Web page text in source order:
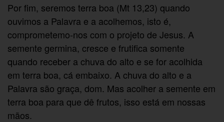
Por fim, seremos terra boa (Mt 13,23) quando
ouvimos a Palavra e a acolhemos, isto é,
comprometemo-nos com o projeto de Jesus. A
semente germina, cresce e frutifica somente
quando receber a chuva do alto e se for acolhida
em terra boa, cá embaixo. A chuva do alto e a
Palavra são graça, dom. Mas acolher a semente em
terra boa para que dê frutos, isso está em nossas
mãos.